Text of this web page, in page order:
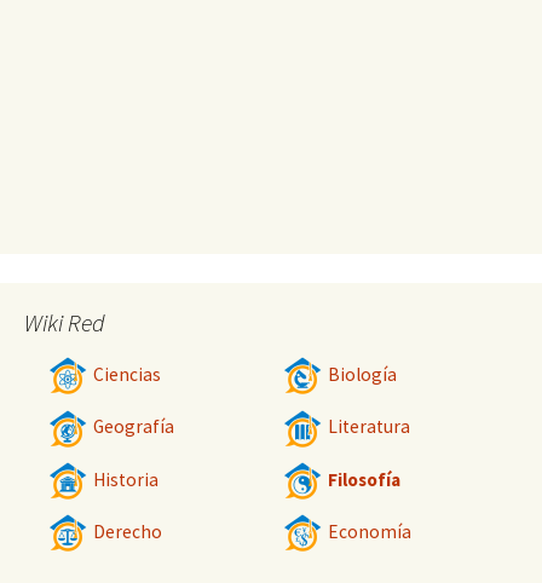
Wiki Red
Ciencias Biología
Geografía Literatura
Historia Filosofía
Derecho Economía